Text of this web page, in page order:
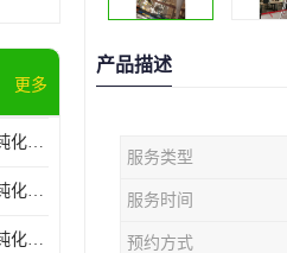
更多
淮南不锈钢钝化 不锈钢钝化公司
咸宁不锈钢钝化 不锈钢钝化处理公司
安庆中央空调清洗 酸洗钝化公司
产品描述
服务类型
服务时间
预约方式